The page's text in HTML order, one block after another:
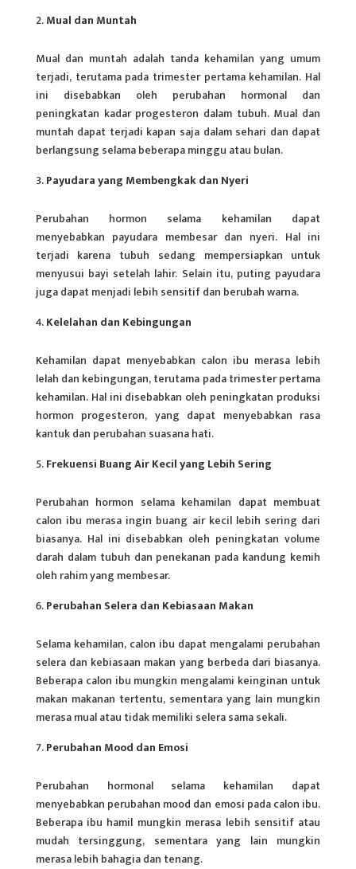
Mual dan Muntah
Mual dan muntah adalah tanda kehamilan yang umum
terjadi, terutama pada trimester pertama kehamilan. Hal
ini disebabkan oleh perubahan hormonal dan
peningkatan kadar progesteron dalam tubuh. Mual dan
muntah dapat terjadi kapan saja dalam sehari dan dapat
berlangsung selama beberapa minggu atau bulan.
Payudara yang Membengkak dan Nyeri
Perubahan hormon selama kehamilan dapat
menyebabkan payudara membesar dan nyeri. Hal ini
terjadi karena tubuh sedang mempersiapkan untuk
menyusui bayi setelah lahir. Selain itu, puting payudara
juga dapat menjadi lebih sensitif dan berubah warna.
Kelelahan dan Kebingungan
Kehamilan dapat menyebabkan calon ibu merasa lebih
lelah dan kebingungan, terutama pada trimester pertama
kehamilan. Hal ini disebabkan oleh peningkatan produksi
hormon progesteron, yang dapat menyebabkan rasa
kantuk dan perubahan suasana hati.
Frekuensi Buang Air Kecil yang Lebih Sering
Perubahan hormon selama kehamilan dapat membuat
calon ibu merasa ingin buang air kecil lebih sering dari
biasanya. Hal ini disebabkan oleh peningkatan volume
darah dalam tubuh dan penekanan pada kandung kemih
oleh rahim yang membesar.
Perubahan Selera dan Kebiasaan Makan
Selama kehamilan, calon ibu dapat mengalami perubahan
selera dan kebiasaan makan yang berbeda dari biasanya.
Beberapa calon ibu mungkin mengalami keinginan untuk
makan makanan tertentu, sementara yang lain mungkin
merasa mual atau tidak memiliki selera sama sekali.
Perubahan Mood dan Emosi
Perubahan hormonal selama kehamilan dapat
menyebabkan perubahan mood dan emosi pada calon ibu.
Beberapa ibu hamil mungkin merasa lebih sensitif atau
mudah tersinggung, sementara yang lain mungkin
merasa lebih bahagia dan tenang.